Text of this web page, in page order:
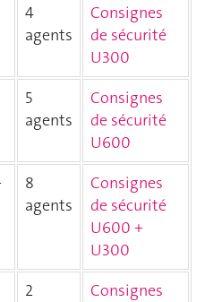
4
agents
Consignes
de sécurité
U300
5
agents
Consignes
de sécurité
U600
8
agents
Consignes
de sécurité
U600 +
U300
2
Consignes